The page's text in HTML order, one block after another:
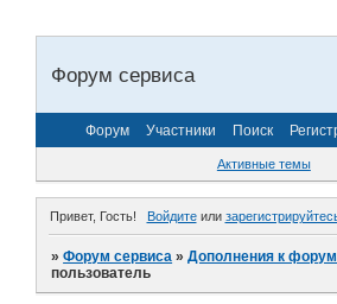
Форум сервиса
Форум Участники Поиск
Активные темы
Привет, Гость! Войдитеили
»Форум сервиса »Дополнения к
пользователь